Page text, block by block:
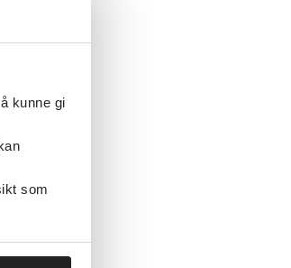
kunne gi
som